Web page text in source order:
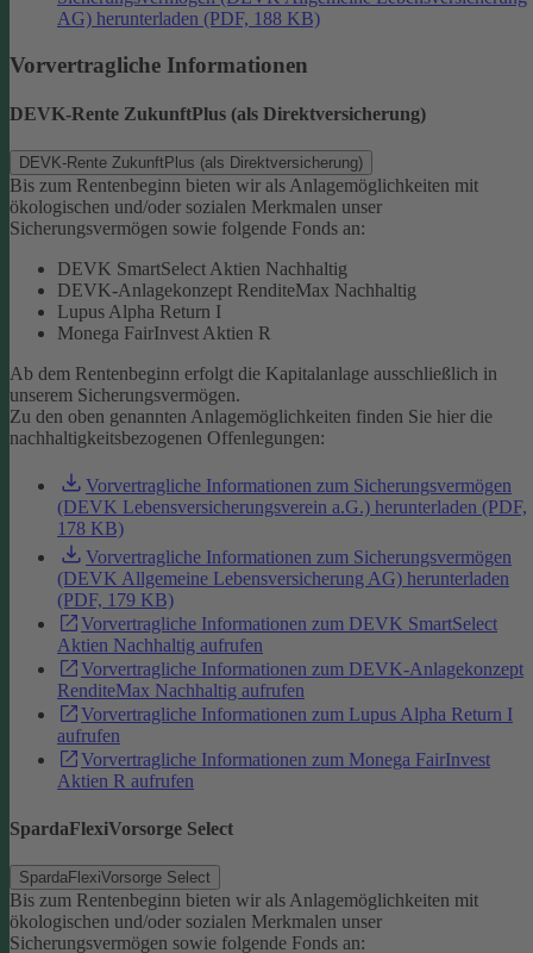
AG) herunterladen (PDF, 188 KB)
Vorvertragliche Informationen
DEVK-Rente ZukunftPlus (als Direktversicherung)
DEVK-Rente ZukunftPlus (als Direktversicherung)
Bis zum Rentenbeginn bieten wir als Anlagemöglichkeiten mit
ökologischen und/oder sozialen Merkmalen unser
Sicherungsvermögen sowie folgende Fonds an:
DEVK SmartSelect Aktien Nachhaltig
DEVK-Anlagekonzept RenditeMax Nachhaltig
Lupus Alpha Return I
Monega FairInvest Aktien R
Ab dem Rentenbeginn erfolgt die Kapitalanlage ausschließlich in
unserem Sicherungsvermögen.
Zu den oben genannten Anlagemöglichkeiten finden Sie hier die
nachhaltigkeitsbezogenen Offenlegungen:
Vorvertragliche Informationen zum Sicherungsvermögen
(DEVK Lebensversicherungsverein a.G.) herunterladen (PDF,
178 KB)
Vorvertragliche Informationen zum Sicherungsvermögen
(DEVK Allgemeine Lebensversicherung AG) herunterladen
(PDF, 179 KB)
Vorvertragliche Informationen zum DEVK SmartSelect
Aktien Nachhaltig aufrufen
Vorvertragliche Informationen zum DEVK-Anlagekonzept
RenditeMax Nachhaltig aufrufen
Vorvertragliche Informationen zum Lupus Alpha Return I
aufrufen
Vorvertragliche Informationen zum Monega FairInvest
Aktien R aufrufen
SpardaFlexiVorsorge Select
SpardaFlexiVorsorge Select
Bis zum Rentenbeginn bieten wir als Anlagemöglichkeiten mit
ökologischen und/oder sozialen Merkmalen unser
Sicherungsvermögen sowie folgende Fonds an: